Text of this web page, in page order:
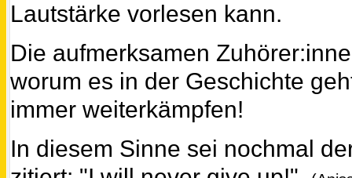
Lautstärke vorlesen kann.
Die aufmerksamen
worum es in der Geschichte
immer weiterkämpfen!
In diesem Sinne sei nochmal